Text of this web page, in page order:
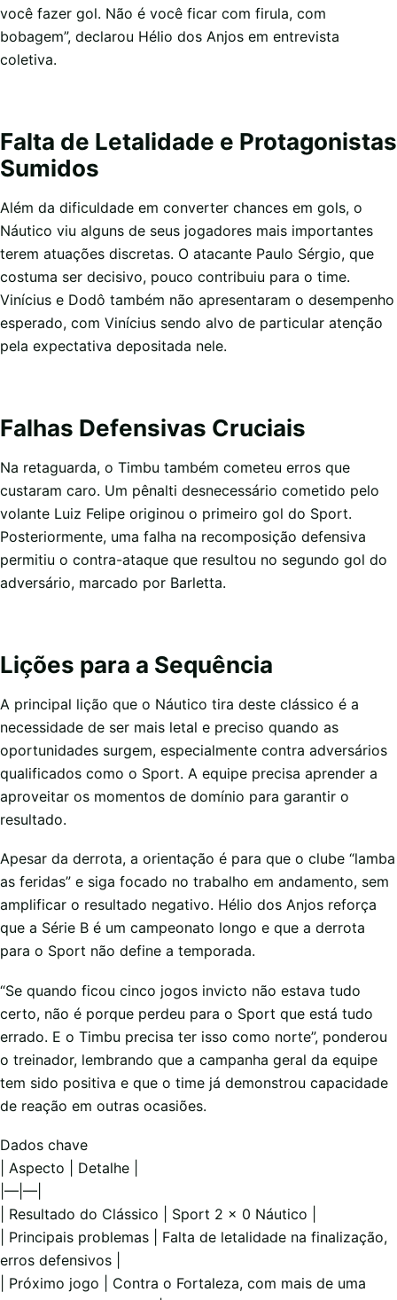
você fazer gol. Não é você ficar com firula, com
bobagem”, declarou Hélio dos Anjos em entrevista
coletiva.
Falta de Letalidade e Protagonistas
Sumidos
Além da dificuldade em converter chances em gols, o
Náutico viu alguns de seus jogadores mais importantes
terem atuações discretas. O atacante Paulo Sérgio, que
costuma ser decisivo, pouco contribuiu para o time.
Vinícius e Dodô também não apresentaram o desempenho
esperado, com Vinícius sendo alvo de particular atenção
pela expectativa depositada nele.
Falhas Defensivas Cruciais
Na retaguarda, o Timbu também cometeu erros que
custaram caro. Um pênalti desnecessário cometido pelo
volante Luiz Felipe originou o primeiro gol do Sport.
Posteriormente, uma falha na recomposição defensiva
permitiu o contra-ataque que resultou no segundo gol do
adversário, marcado por Barletta.
Lições para a Sequência
A principal lição que o Náutico tira deste clássico é a
necessidade de ser mais letal e preciso quando as
oportunidades surgem, especialmente contra adversários
qualificados como o Sport. A equipe precisa aprender a
aproveitar os momentos de domínio para garantir o
resultado.
Apesar da derrota, a orientação é para que o clube “lamba
as feridas” e siga focado no trabalho em andamento, sem
amplificar o resultado negativo. Hélio dos Anjos reforça
que a Série B é um campeonato longo e que a derrota
para o Sport não define a temporada.
“Se quando ficou cinco jogos invicto não estava tudo
certo, não é porque perdeu para o Sport que está tudo
errado. E o Timbu precisa ter isso como norte”, ponderou
o treinador, lembrando que a campanha geral da equipe
tem sido positiva e que o time já demonstrou capacidade
de reação em outras ocasiões.
Dados chave
| Aspecto | Detalhe |
|—|—|
| Resultado do Clássico | Sport 2 x 0 Náutico |
| Principais problemas | Falta de letalidade na finalização,
erros defensivos |
| Próximo jogo | Contra o Fortaleza, com mais de uma